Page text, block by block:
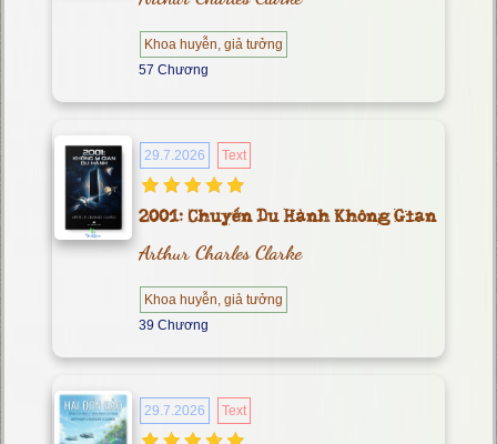
Khoa huyễn, giả tưởng
57 Chương
29.7.2026 Text
2001: Chuyến Du Hành Không Gian
Arthur Charles Clarke
Khoa huyễn, giả tưởng
39 Chương
29.7.2026 Text